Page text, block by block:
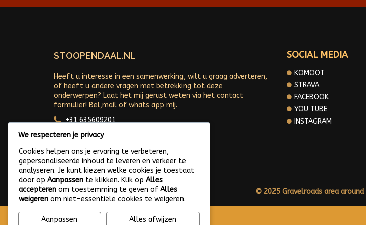
STOOPENDAAL.NL
Heeft u interesse in een samenwerking, wilt u graag adverteren,
of heeft u andere vragen met betrekking tot deze
onderwerpen? Laat het mij gerust weten via het contact
formulier! Bel,mail of whats app mij.
+31 635609201
Arjan@stoopendaal.nl
SOCIAL MEDIA
KOMOOT
STRAVA
FACEBOOK
YOU TUBE
INSTAGRAM
© 2025 Gravelroads area
We respecteren je privacy
Cookies helpen ons je ervaring te verbeteren,
gepersonaliseerde inhoud te leveren en verkeer te
analyseren. Je kunt kiezen welke cookies je toestaat
door op Aanpassen te klikken. Klik op Alles
accepteren om toestemming te geven of Alles
weigeren om niet-essentiële cookies te weigeren.
Aanpassen Alles afwijzen